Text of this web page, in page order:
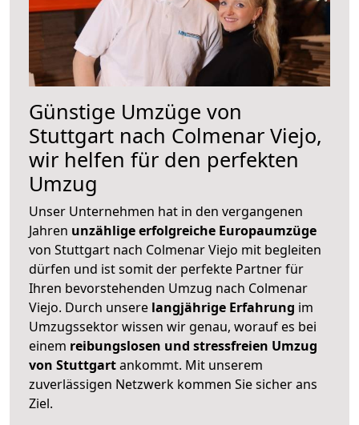
Günstige Umzüge von
Stuttgart nach Colmenar Viejo,
wir helfen für den perfekten
Umzug
Unser Unternehmen hat in den vergangenen
Jahren unzählige erfolgreiche Europaumzüge
von Stuttgart nach Colmenar Viejo mit begleiten
dürfen und ist somit der perfekte Partner für
Ihren bevorstehenden Umzug nach Colmenar
Viejo. Durch unsere langjährige Erfahrung im
Umzugssektor wissen wir genau, worauf es bei
einem reibungslosen und stressfreien Umzug
von Stuttgartankommt. Mit unserem
zuverlässigen Netzwerk kommen Sie sicher ans
Ziel.